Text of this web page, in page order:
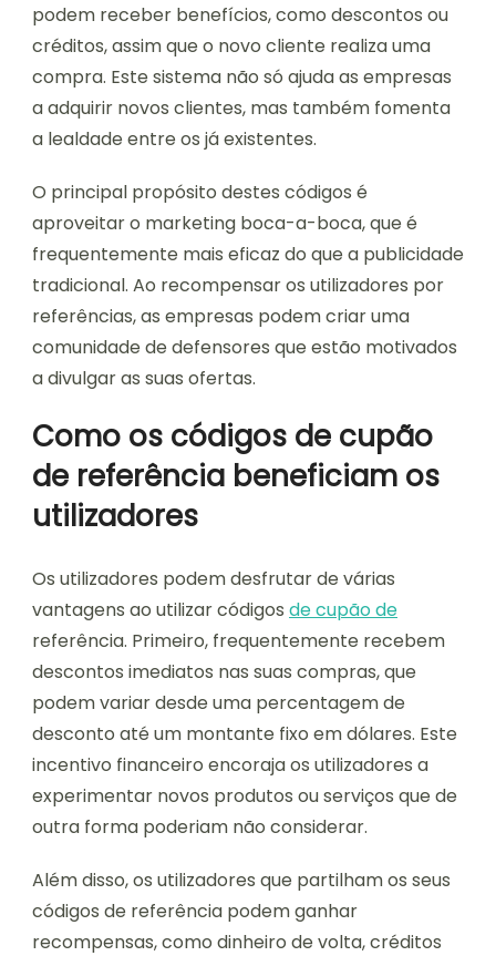
podem receber benefícios, como descontos ou
créditos, assim que o novo cliente realiza uma
compra. Este sistema não só ajuda as empresas
a adquirir novos clientes, mas também fomenta
a lealdade entre os já existentes.
O principal propósito destes códigos é
aproveitar o marketing boca-a-boca, que é
frequentemente mais eficaz do que a publicidade
tradicional. Ao recompensar os utilizadores por
referências, as empresas podem criar uma
comunidade de defensores que estão motivados
a divulgar as suas ofertas.
Como os códigos de cupão
de referência beneficiam os
utilizadores
Os utilizadores podem desfrutar de várias
vantagens ao utilizar códigos de cupão de
referência. Primeiro, frequentemente recebem
descontos imediatos nas suas compras, que
podem variar desde uma percentagem de
desconto até um montante fixo em dólares. Este
incentivo financeiro encoraja os utilizadores a
experimentar novos produtos ou serviços que de
outra forma poderiam não considerar.
Além disso, os utilizadores que partilham os seus
códigos de referência podem ganhar
recompensas, como dinheiro de volta, créditos